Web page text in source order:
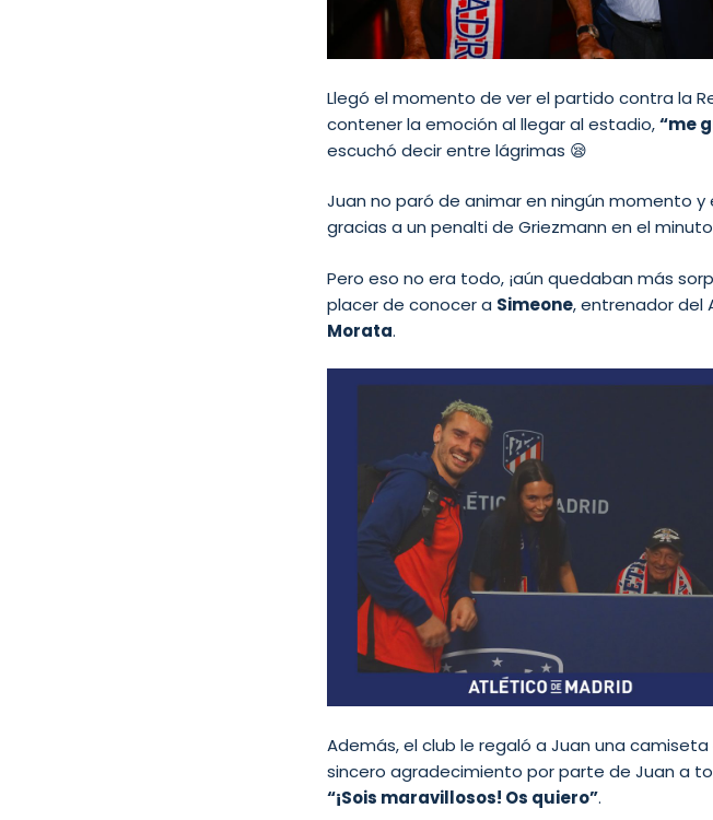
Llegó el momento de ver el partido contra la
contener la emoción al llegar al estadio,“me
escuchó decir entre lágrimas 😪
Juan no paró de animar en ningún momento
gracias a un penalti de Griezmann en el
Pero eso no era todo, ¡aún quedaban más
placer de conocer a Simeone, entrenador del
Morata.
Además, el club le regaló a Juan una
sincero agradecimiento por parte de Juan a
“¡Sois maravillosos! Os quiero”.